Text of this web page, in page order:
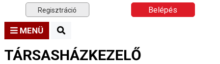
Regisztráció Belépés
MENÜ
TÁRSASHÁZKEZELŐ